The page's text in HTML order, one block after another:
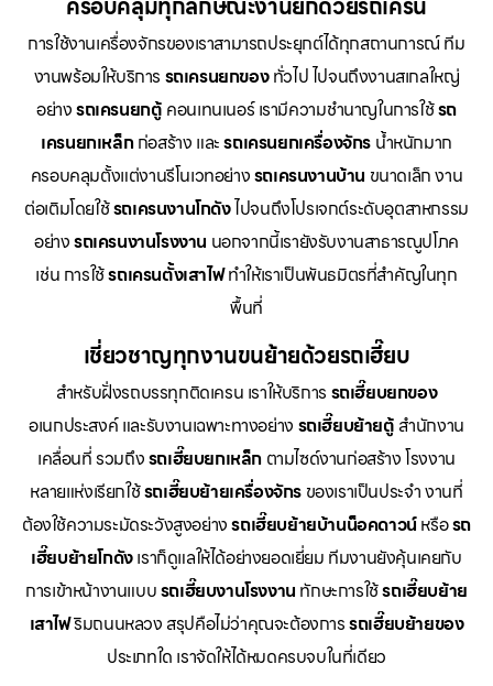
การใช้งานเครื่องจักรของเราสามารถประยุกต์ได้ทุกสถานการณ์ ทีม
งานพร้อมให้บริการ รถเครนยกของทั่วไป ไปจนถึงงานสเกลใหญ่
อย่างรถเครนยกตู้ คอนเทนเนอร์ เรามีความชำนาญในการใช้รถ
เครนยกเหล็กก่อสร้าง และรถเครนยกเครื่องจักร น้ำหนักมาก
ครอบคลุมตั้งแต่งานรีโนเวทอย่างรถเครนงานบ้าน ขนาดเล็ก งาน
ต่อเติมโดยใช้รถเครนงานโกดังไปจนถึงโปรเจกต์ระดับอุตสาหกรรม
อย่างรถเครนงานโรงงาน นอกจากนี้เรายังรับงานสาธารณูปโภค
เช่น การใช้รถเครนตั้งเสาไฟทำให้เราเป็นพันธมิตรที่สำคัญในทุก
พื้นที่
เชี่ยวชาญทุกงานขนย้ายด้วยรถเฮี๊ยบ
สำหรับฝั่งรถบรรทุกติดเครน เราให้บริการ รถเฮี๊ยบยกของ
อเนกประสงค์ และรับงานเฉพาะทางอย่าง รถเฮี๊ยบย้ายตู้ สำนักงาน
เคลื่อนที่ รวมถึงรถเฮี๊ยบยกเหล็ก ตามไซด์งานก่อสร้าง โรงงาน
หลายแห่งเรียกใช้รถเฮี๊ยบย้ายเครื่องจักร ของเราเป็นประจำ งานที่
ต้องใช้ความระมัดระวังสูงอย่างรถเฮี๊ยบย้ายบ้านน็อคดาวน์หรือรถ
เฮี๊ยบย้ายโกดังเราก็ดูแลให้ได้อย่างยอดเยี่ยม ทีมงานยังคุ้นเคยกับ
การเข้าหน้างานแบบรถเฮี๊ยบงานโรงงาน ทักษะการใช้รถเฮี๊ยบย้าย
เสาไฟริมถนนหลวง สรุปคือไม่ว่าคุณจะต้องการรถเฮี๊ยบย้ายของ
ประเภทใด เราจัดให้ได้หมดครบจบในที่เดียว